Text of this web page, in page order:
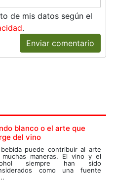
de mis datos según el
.
Enviar comentario
blanco o el arte que
del vino
puede contribuir al arte
muchas maneras. El vino y el
siempre han sido
como una fuente